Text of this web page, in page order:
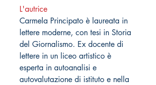
L'autrice
Carmela Principato è laureata in
lettere moderne, con tesi in Storia
del Giornalismo. Ex docente di
lettere in un liceo artistico è
esperta in autoanalisi e
autovalutazione di istituto e nella